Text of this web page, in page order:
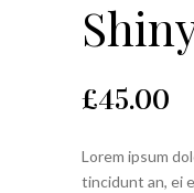
£45.00
Lorem ipsum
tincidunt an, ei